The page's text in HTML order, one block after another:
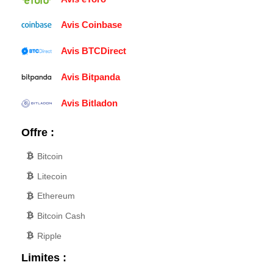
Avis Coinbase
Avis BTCDirect
Avis Bitpanda
Avis Bitladon
Offre :
Bitcoin
Litecoin
Ethereum
Bitcoin Cash
Ripple
Limites :